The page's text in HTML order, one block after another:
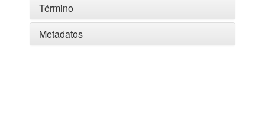
Término
Metadatos